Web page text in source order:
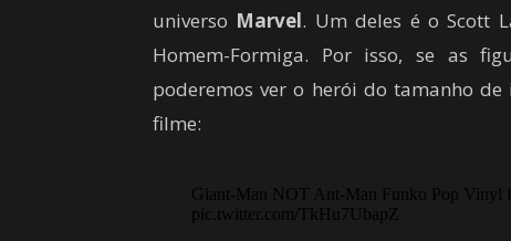
universo Marvel. Um deles é oScott
Homem-Formiga. Por isso, se as
poderemos ver o herói do tamanho de
filme:
Giant-Man NOT Ant-Man Funko Pop Vinyl
pic.twitter.com/TkHu7UbapZ